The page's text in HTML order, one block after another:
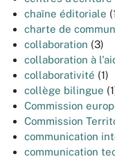
chaîne éditoriale
charte de
collaboration (3)
collaboration à
collaborativité (1)
collège bilingue
Commission
Commission
communication
communication